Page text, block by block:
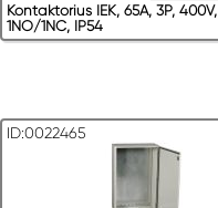
Kontaktorius IEK, 65A, 3P, 400V,
1NO/1NC, IP54
ID:0022465